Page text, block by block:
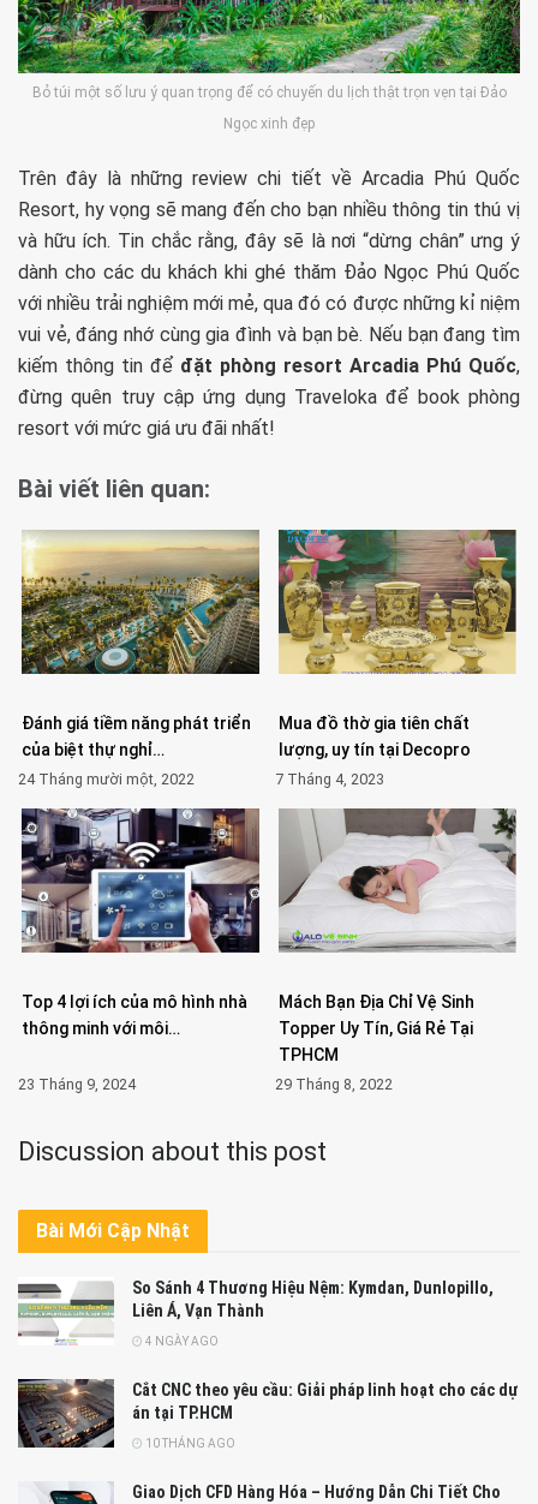
Bỏ túi một số lưu ý quan trọng để có chuyến du lịch thật trọn vẹn tại Đảo
Ngọc xinh đẹp
Trên đây là những review chi tiết về Arcadia Phú Quốc
Resort, hy vọng sẽ mang đến cho bạn nhiều thông tin thú vị
và hữu ích. Tin chắc rằng, đây sẽ là nơi “dừng chân” ưng ý
dành cho các du khách khi ghé thăm Đảo Ngọc Phú Quốc
với nhiều trải nghiệm mới mẻ, qua đó có được những kỉ niệm
vui vẻ, đáng nhớ cùng gia đình và bạn bè. Nếu bạn đang tìm
kiếm thông tin để đặt phòng resort Arcadia Phú Quốc,
đừng quên truy cập ứng dụng Traveloka để book phòng
resort với mức giá ưu đãi nhất!
Bài viết liên quan:
Đánh giá tiềm năng phát triển
của biệt thự nghỉ…
24 Tháng mười một, 2022
Mua đồ thờ gia tiên chất
lượng, uy tín tại Decopro
7 Tháng 4, 2023
Top 4 lợi ích của mô hình nhà
thông minh với môi…
23 Tháng 9, 2024
Mách Bạn Địa Chỉ Vệ Sinh
Topper Uy Tín, Giá Rẻ Tại
TPHCM
29 Tháng 8, 2022
Discussion about this post
Bài Mới Cập Nhật
So Sánh 4 Thương Hiệu Nệm: Kymdan, Dunlopillo,
Liên Á, Vạn Thành
4 NGÀY AGO
Cắt CNC theo yêu cầu: Giải pháp linh hoạt cho các dự
án tại TP.HCM
10 THÁNG AGO
Giao Dịch CFD Hàng Hóa – Hướng Dẫn Chi Tiết Cho